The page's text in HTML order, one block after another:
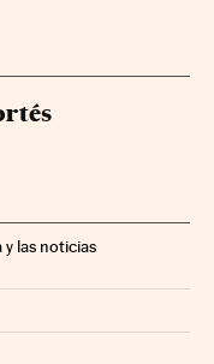
y las noticias